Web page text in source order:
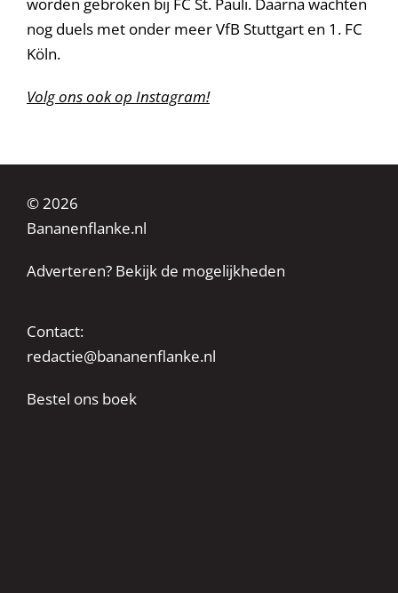
worden gebroken bij FC St. Pauli. Daarna wachten
nog duels met onder meer VfB Stuttgart en 1. FC
Köln.
Volg ons ook op Instagram!
© 2026
Bananenflanke.nl
Adverteren? Bekijk de mogelijkheden
Contact:
redactie@bananenflanke.nl
Bestel ons boek